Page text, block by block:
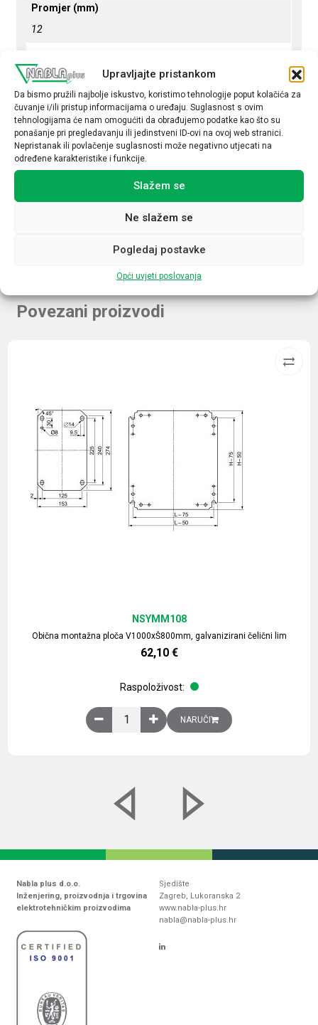
Upravljajte pristankom
Da bismo pružili najbolje iskustvo, koristimo tehnologije poput kolačića za
čuvanje i/ili pristup informacijama o uređaju. Suglasnost s ovim
tehnologijama će nam omogućiti da obrađujemo podatke kao što su
ponašanje pri pregledavanju ili jedinstveni ID-ovi na ovoj web stranici.
Nepristanak ili povlačenje suglasnosti može negativno utjecati na
određene karakteristike i funkcije.
Slažem se
Ne slažem se
Pogledaj postavke
Opći uvjeti poslovanja
Promjer (mm)
12
4mm
Funkcija
1R
Način spajanja
NPN
Povezani proizvodi
Obična montažna ploča V1000xŠ800mm, galvanizirani čelični lim
NSYMM108
62,10 €
Raspoloživost:
Obična montažna ploča V1000xŠ800mm,
NARUČI
Nabla plus d.o.o.
Inženjering, proizvodnja i trgovina
elektrotehničkim proizvodima
Sjedište
Zagreb, Lukoranska 2
www.nabla-plus.hr
nabla@nabla-plus.hr